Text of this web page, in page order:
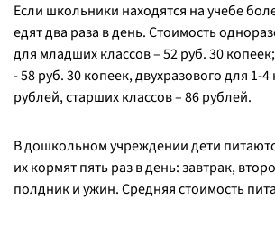
Если школьники находятся на учебе
едят два раза в день. Стоимость
для младших классов – 52 руб. 30
- 58 руб. 30 копеек, двухразового для 1-4
рублей, старших классов – 86 рублей.
В дошкольном учреждении дети
их кормят пять раз в день: завтрак,
полдник и ужин. Средняя стоимость